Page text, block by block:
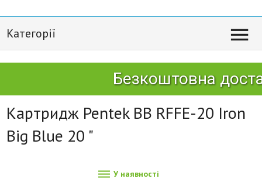
Категорії 
Безкоштовна
Картридж Pentek BB RFFE-20 Iron
Big Blue 20 "
 У наявності